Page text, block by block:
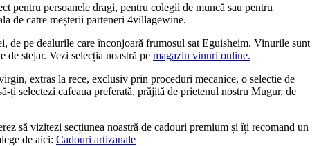
pentru persoanele dragi, pentru colegii de muncă sau pentru
de catre meșterii parteneri 4villagewine.
de pe dealurile care înconjoară frumosul sat Eguisheim. Vinurile sunt
stejar. Vezi selecția noastră pe magazin vinuri online.
extras la rece, exclusiv prin proceduri mecanice, o selectie de
ți selectezi cafeaua preferată, prăjită de prietenul nostru Mugur, de
să vizitezi secțiunea noastră de cadouri premium și îți recomand un
de aici: Cadouri artizanale